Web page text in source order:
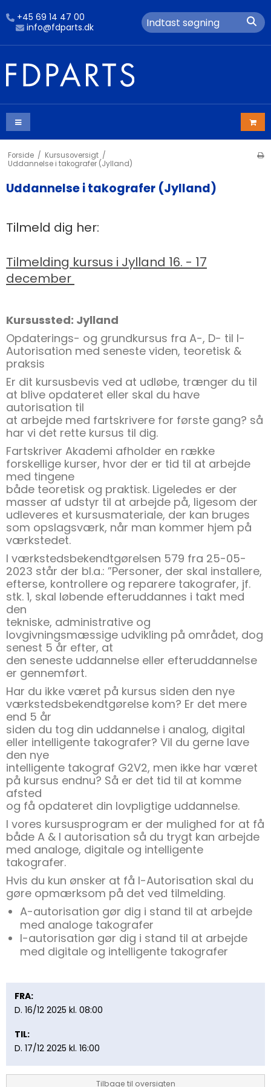
+45 69 14 47 00
info@fdparts.dk
Forside / Kursusoversigt /
Uddannelse i takografer (Jylland)
Uddannelse i takografer (Jylland)
Tilmeld dig her:
Tilmelding kursus i Jylland 16. - 17
december
Kursussted: Jylland
Opdaterings- og grundkursus fra A-, D- til I-
Autorisation med seneste viden, teoretisk &
praksis
Er dit kursusbevis ved at udløbe, trænger du til
at blive opdateret eller skal du have
autorisation til
at arbejde med fartskrivere for første gang? så
har vi det rette kursus til dig.
Fartskriver Akademi afholder en række
forskellige kurser, hvor der er tid til at arbejde
med tingene
både teoretisk og praktisk. Ligeledes er der
masser af udstyr til at arbejde på, ligesom der
udleveres et kursusmateriale, der kan bruges
som opslagsværk, når man kommer hjem på
værkstedet.
I værkstedsbekendtgørelsen 579 fra 25-05-
2023 står der bl.a.: ”Personer, der skal installere,
efterse, kontrollere og reparere takografer, jf.
stk. 1, skal løbende efteruddannes i takt med
den
tekniske, administrative og
lovgivningsmæssige udvikling på området, dog
senest 5 år efter, at
den seneste uddannelse eller efteruddannelse
er gennemført.
Har du ikke været på kursus siden den nye
værkstedsbekendtgørelse kom? Er det mere
end 5 år
siden du tog din uddannelse i analog, digital
eller intelligente takografer? Vil du gerne lave
den nye
intelligente takograf G2V2, men ikke har været
på kursus endnu? Så er det tid til at komme
afsted
og få opdateret din lovpligtige uddannelse.
I vores kursusprogram er der mulighed for at få
både A & I autorisation så du trygt kan arbejde
med analoge, digitale og intelligente
takografer.
Hvis du kun ønsker at få I-Autorisation skal du
gøre opmærksom på det ved tilmelding.
A-autorisation gør dig i stand til at arbejde
med analoge takografer
I-autorisation gør dig i stand til at arbejde
med digitale og intelligente takografer
FRA:
D. 16/12 2025 kl. 08:00
TIL:
D. 17/12 2025 kl. 16:00
Tilbage til oversigten